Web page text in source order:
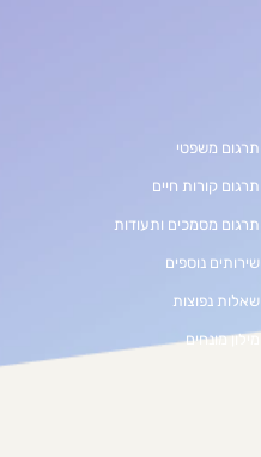
תרגום משפטי
תרגום קורות חיים
תרגום מסמכים ותעודות
שירותים נוספים
שאלות נפוצות
מילון מונחים